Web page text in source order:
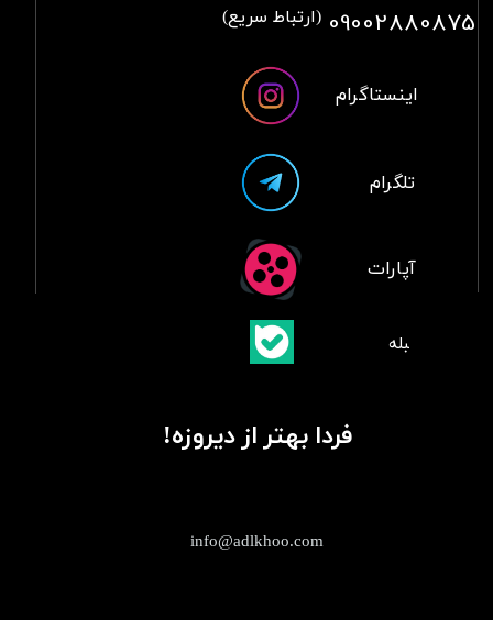
info@adlkhoo.com
09002880875 (ارتباط سریع)
فردا بهتر از دیروزه!
آپارات
تلگرام
اینستاگرام
​بلبله​​​​​​​بله